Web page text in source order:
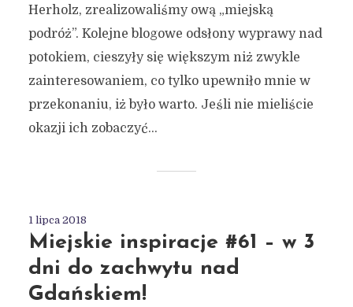
Herholz, zrealizowaliśmy ową „miejską
podróż”. Kolejne blogowe odsłony wyprawy nad
potokiem, cieszyły się większym niż zwykle
zainteresowaniem, co tylko upewniło mnie w
przekonaniu, iż było warto. Jeśli nie mieliście
okazji ich zobaczyć...
1 lipca 2018
Miejskie inspiracje #61 – w 3
dni do zachwytu nad
Gdańskiem!